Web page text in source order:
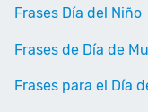
Frases Día del Niño
Frases de Día de
Frases para el Día